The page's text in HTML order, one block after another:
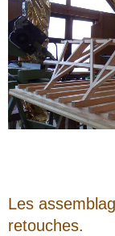
Les
retouches.